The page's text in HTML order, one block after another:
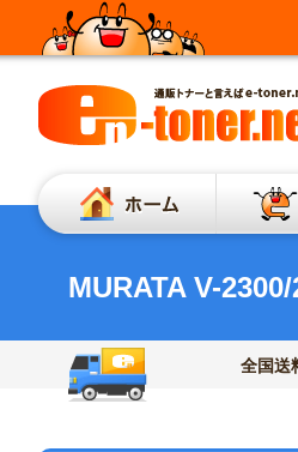
ホーム
MURATA V-
全国送